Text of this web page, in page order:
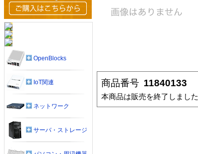
商品番号 11840133
本商品は販売を終了しました
OpenBlocks
IoT関連
ネットワーク
サーバ・ストレージ